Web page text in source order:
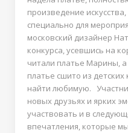
произведение
специально для
московский дизайнер
конкурса, усевшись на
читали платье Марины,
платье сшито из
найти любимую.
новых друзьях и ярких
участвовать и в
впечатления, которые